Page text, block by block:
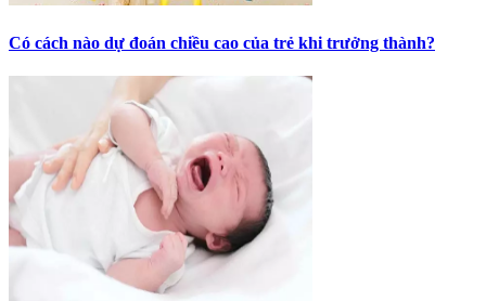
Có cách nào dự đoán chiều cao của trẻ khi trưởng thành?